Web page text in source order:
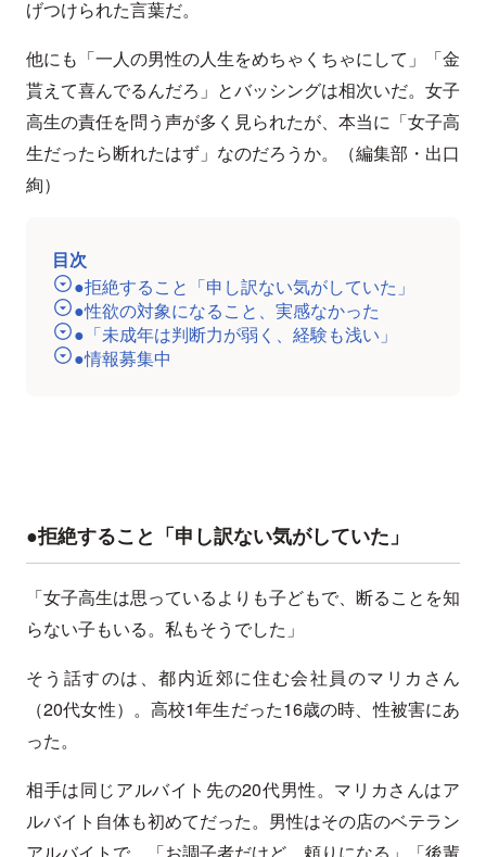
げつけられた言葉だ。
他にも「一人の男性の人生をめちゃくちゃにして」「金
貰えて喜んでるんだろ」とバッシングは相次いだ。女子
高生の責任を問う声が多く見られたが、本当に「女子高
生だったら断れたはず」なのだろうか。（編集部・出口
絢）
目次
●拒絶すること「申し訳ない気がしていた」
●性欲の対象になること、実感なかった
●「未成年は判断力が弱く、経験も浅い」
●情報募集中
●拒絶すること「申し訳ない気がしていた」
「女子高生は思っているよりも子どもで、断ることを知
らない子もいる。私もそうでした」
そう話すのは、都内近郊に住む会社員のマリカさん
（20代女性）。高校1年生だった16歳の時、性被害にあ
った。
相手は同じアルバイト先の20代男性。マリカさんはア
ルバイト自体も初めてだった。男性はその店のベテラン